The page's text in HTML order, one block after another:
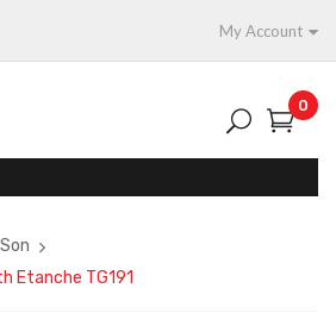
My Account
0
Son
Etanche TG191